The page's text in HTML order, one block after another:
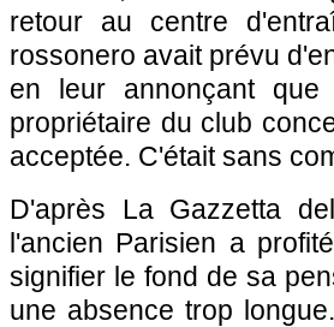
retour au centre
rossonero avait prévu
en leur annonçant que
propriétaire du club
acceptée. C'était sans
D'après La Gazzetta
l'ancien Parisien a
signifier le fond de sa
une absence trop